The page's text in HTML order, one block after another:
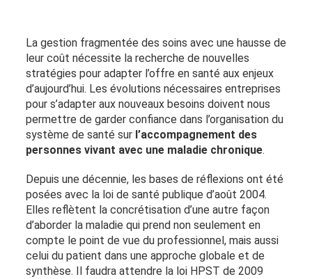
La gestion fragmentée des soins avec une hausse de
leur coût nécessite la recherche de nouvelles
stratégies pour adapter l’offre en santé aux enjeux
d’aujourd’hui. Les évolutions nécessaires entreprises
pour s’adapter aux nouveaux besoins doivent nous
permettre de garder confiance dans l’organisation du
système de santé sur l’accompagnement des
personnes vivant avec une maladie chronique.
Depuis une décennie, les bases de réflexions ont été
posées avec la loi de santé publique d’août 2004.
Elles reflètent la concrétisation d’une autre façon
d’aborder la maladie qui prend non seulement en
compte le point de vue du professionnel, mais aussi
celui du patient dans une approche globale et de
synthèse. Il faudra attendre la loi HPST de 2009